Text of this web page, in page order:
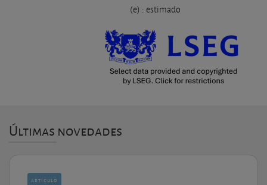
(e) : estimado
Últimas novedades
artículo